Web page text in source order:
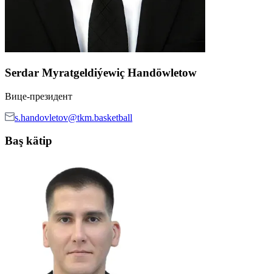
Serdar Myratgeldiýewiç Handöwletow
Вице-президент
s.handovletov@tkm.basketball
Baş kätip